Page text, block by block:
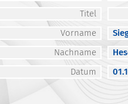
Titel
Vorname
Nachname
Datum